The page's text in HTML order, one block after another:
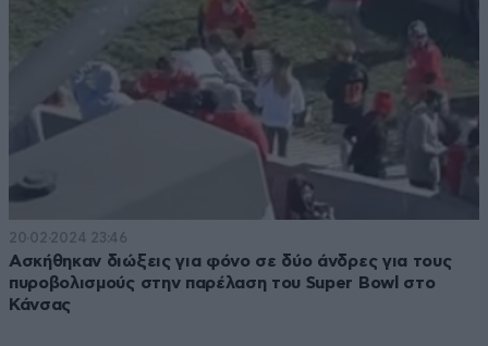
20·02·2024 23:46
Ασκήθηκαν διώξεις για φόνο σε δύο άνδρες για τους
πυροβολισμούς στην παρέλαση του Super Bowl στο
Κάνσας